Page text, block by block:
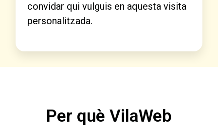
convidar qui vulguis en aquesta visita
personalitzada.
Per què VilaWeb